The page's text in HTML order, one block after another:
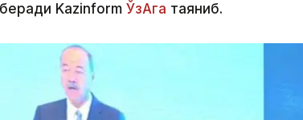
Kazinform ЎзАга таяниб.